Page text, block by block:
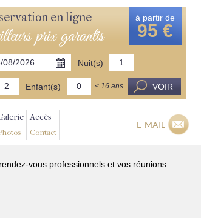
en ligne
prix garantis
à partir de
95 €
Nuit(s)
Enfant(s) < 16 ans VOIR
Accès
Contact
E-MAIL
vous professionnels et vos réunions